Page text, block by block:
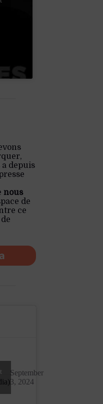
depuis
nous
de
ce
September
3, 2024